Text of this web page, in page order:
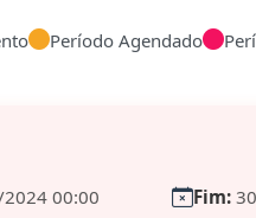
Período Agendado
00:00 Fim: